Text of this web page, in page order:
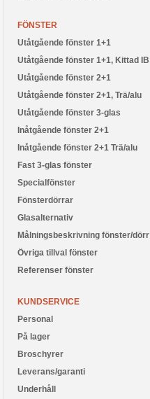
FÖNSTER
Utåtgående fönster 1+1
Utåtgående fönster 1+1, Kittad IB
Utåtgående fönster 2+1
Utåtgående fönster 2+1, Trä/alu
Utåtgående fönster 3-glas
Inåtgående fönster 2+1
Inåtgående fönster 2+1 Trä/alu
Fast 3-glas fönster
Specialfönster
Fönsterdörrar
Glasalternativ
Målningsbeskrivning fönster/dörr
Övriga tillval fönster
Referenser fönster
KUNDSERVICE
Personal
På lager
Broschyrer
Leverans/garanti
Underhåll